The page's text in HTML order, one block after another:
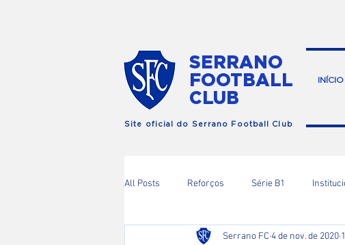
SERRANO
FOOTBALL
CLUB
INÍCIO
Site oficial do Serrano Football Club
All Posts Reforços Série B1
Serrano FC 4 de nov. de 2020